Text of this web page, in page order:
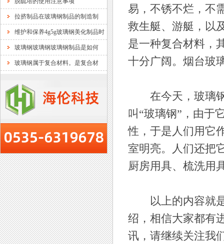
拉挤制品在玻璃钢制品的制造制
维护和保养4g5g玻璃钢美化制品时
玻璃钢玻璃钢玻璃钢制品是如何
玻璃钢属于复合材料。是复合材
易，不锈不烂，不
救生艇、游艇，以
是一种复合材料，
十分广阔。烟台玻
在今天，玻璃钢
叫“玻璃钢”，由于
性，于是人们用它
室明亮。人们还把
厨房用具、梳洗用
以上的内容就是
绍，相信大家都有
讯，请继续关注我